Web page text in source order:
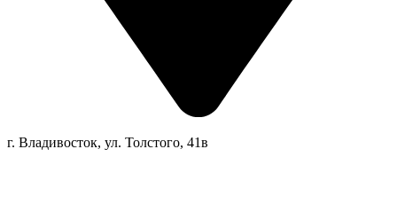
г. Владивосток, ул. Толстого, 41в